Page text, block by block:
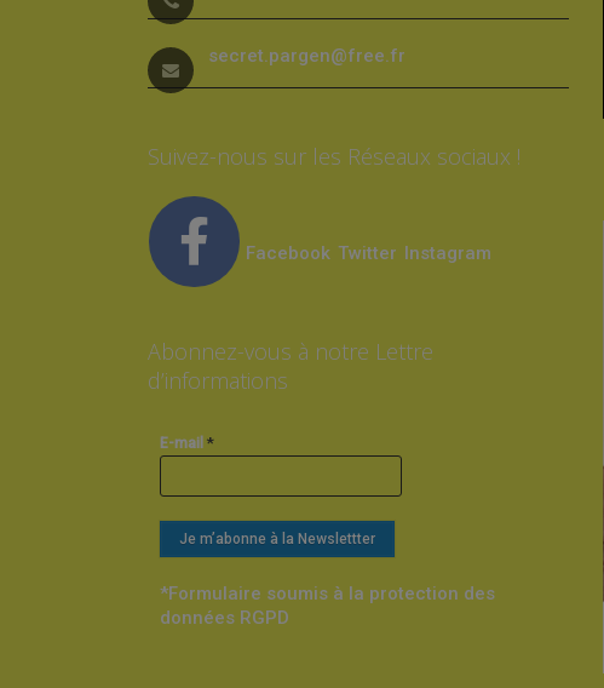
secret.pargen@free.fr
Suivez-nous sur les Réseaux sociaux !
Facebook Twitter Instagram
Abonnez-vous à notre Lettre
d’informations
E-mail *
*Formulaire soumis à la protection des
données RGPD